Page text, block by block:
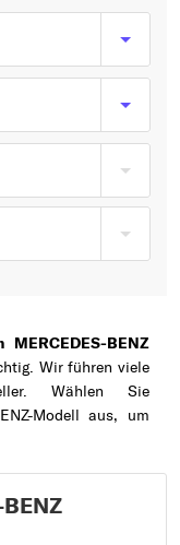
BENZ
Wir führen viele
Wählen Sie
Modell aus, um